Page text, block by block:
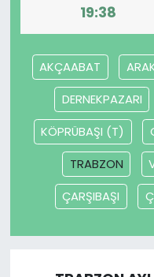
19:38
AKÇAABAT
DERNEKPAZARI
KÖPRÜBAŞI (T)
TRABZON
ÇARŞIBAŞI